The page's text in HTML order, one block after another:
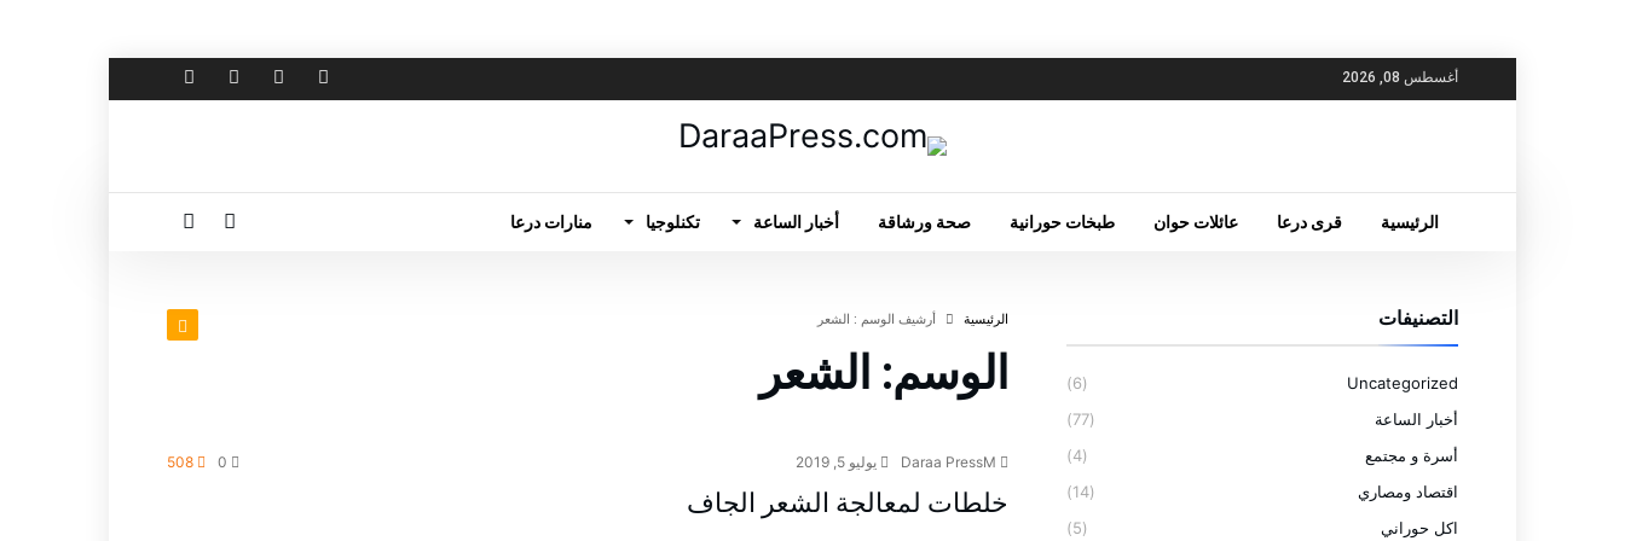
أغسطس 08, 2026
الرئيسية قرى درعا عائلات حوان طبخات حورانية صحة ورشاقة أخبار الساعة تكنلوجيا منارات درعا
‫الرئيسية‬ ‫أرشيف الوسم :‬ الشعر
الوسم: الشعر
يوليو 5, 2019 508
خلطات لمعالجة الشعر الجاف
التصنيفات
Uncategorized
(6)
أخبار الساعة
(77)
أسرة و مجتمع
(4)
اقتصاد ومصاري
(14)
اكل حوراني
(5)